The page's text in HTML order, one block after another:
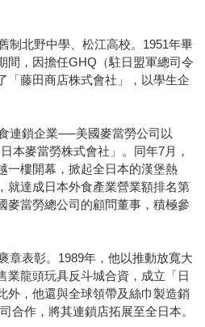
制北野中學、松江高校。1951年畢
間，因擔任GHQ（駐日盟軍總司令
「藤田商店株式會社」，以學生企
連鎖企業──美國麥當勞公司以
本麥當勞株式會社」。同年7月，
一樓開幕，掀起全日本的漢堡熱
就達成日本外食產業營業額排名第
麥當勞總公司的顧問董事，積極參
章表彰。1989年，他以推動放寬大
業龍頭玩具反斗城合資，成立「日
外，他還與全球領帶及絲巾製造銷
合作，將其連鎖店拓展至全日本。